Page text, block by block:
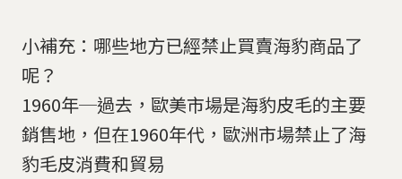
小補充：哪些地方已經禁止買賣海豹商品了
呢？
1960年─過去，歐美市場是海豹皮毛的主要
銷售地，但在1960年代，歐洲市場禁止了海
豹毛皮消費和貿易